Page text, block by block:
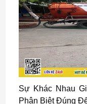
Sự Khác Nhau
Phân Biệt Đúng